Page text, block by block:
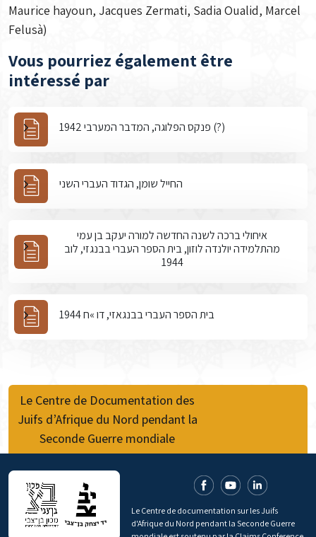
Maurice hayoun, Jacques Zermati, Sadia Oualid, Marcel
Felusà)
Vous pourriez également être
intéressé par
פנקס הפלוגה, המדבר המערבי 1942 (?)
החייל שומן, הגדוד העברי השני
איחולי ברכה לשנה החדשה למורה יעקב בן עמי
מהתלמידה יולנדה לוזון, בית הספר העברי בבנגזי, לוב
1944
בית הספר העברי בבנגאזי, דו »ח 1944
Le Centre de Documentation des
Juifs d’Afrique du Nord pendant la
Seconde Guerre mondiale
Le Centre de documentation sur les Juifs
d'Afrique du Nord pendant la Seconde Guerre